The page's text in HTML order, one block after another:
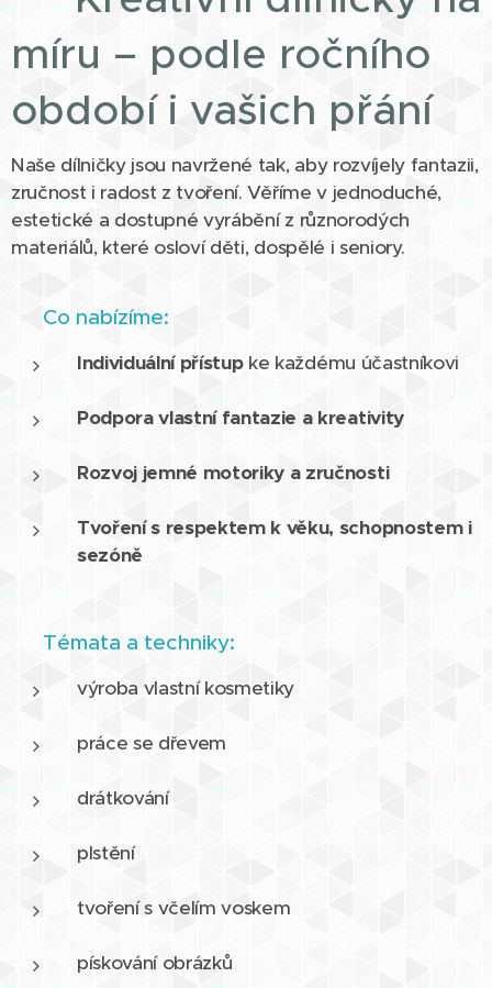
míru – podle ročního
období i vašich přání
Naše dílničky jsou navržené tak, aby rozvíjely fantazii,
zručnost i radost z tvoření. Věříme v jednoduché,
estetické a dostupné vyrábění z různorodých
materiálů, které osloví děti, dospělé i seniory.
✨ Co nabízíme:
Individuální přístupke každému účastníkovi
Podpora vlastní fantazie a kreativity
Rozvoj jemné motoriky a zručnosti
Tvoření s respektem k věku, schopnostem i
sezóně
🧵 Témata a techniky:
výroba vlastní kosmetiky
práce se dřevem
drátkování
plstění
tvoření s včelím voskem
pískování obrázků